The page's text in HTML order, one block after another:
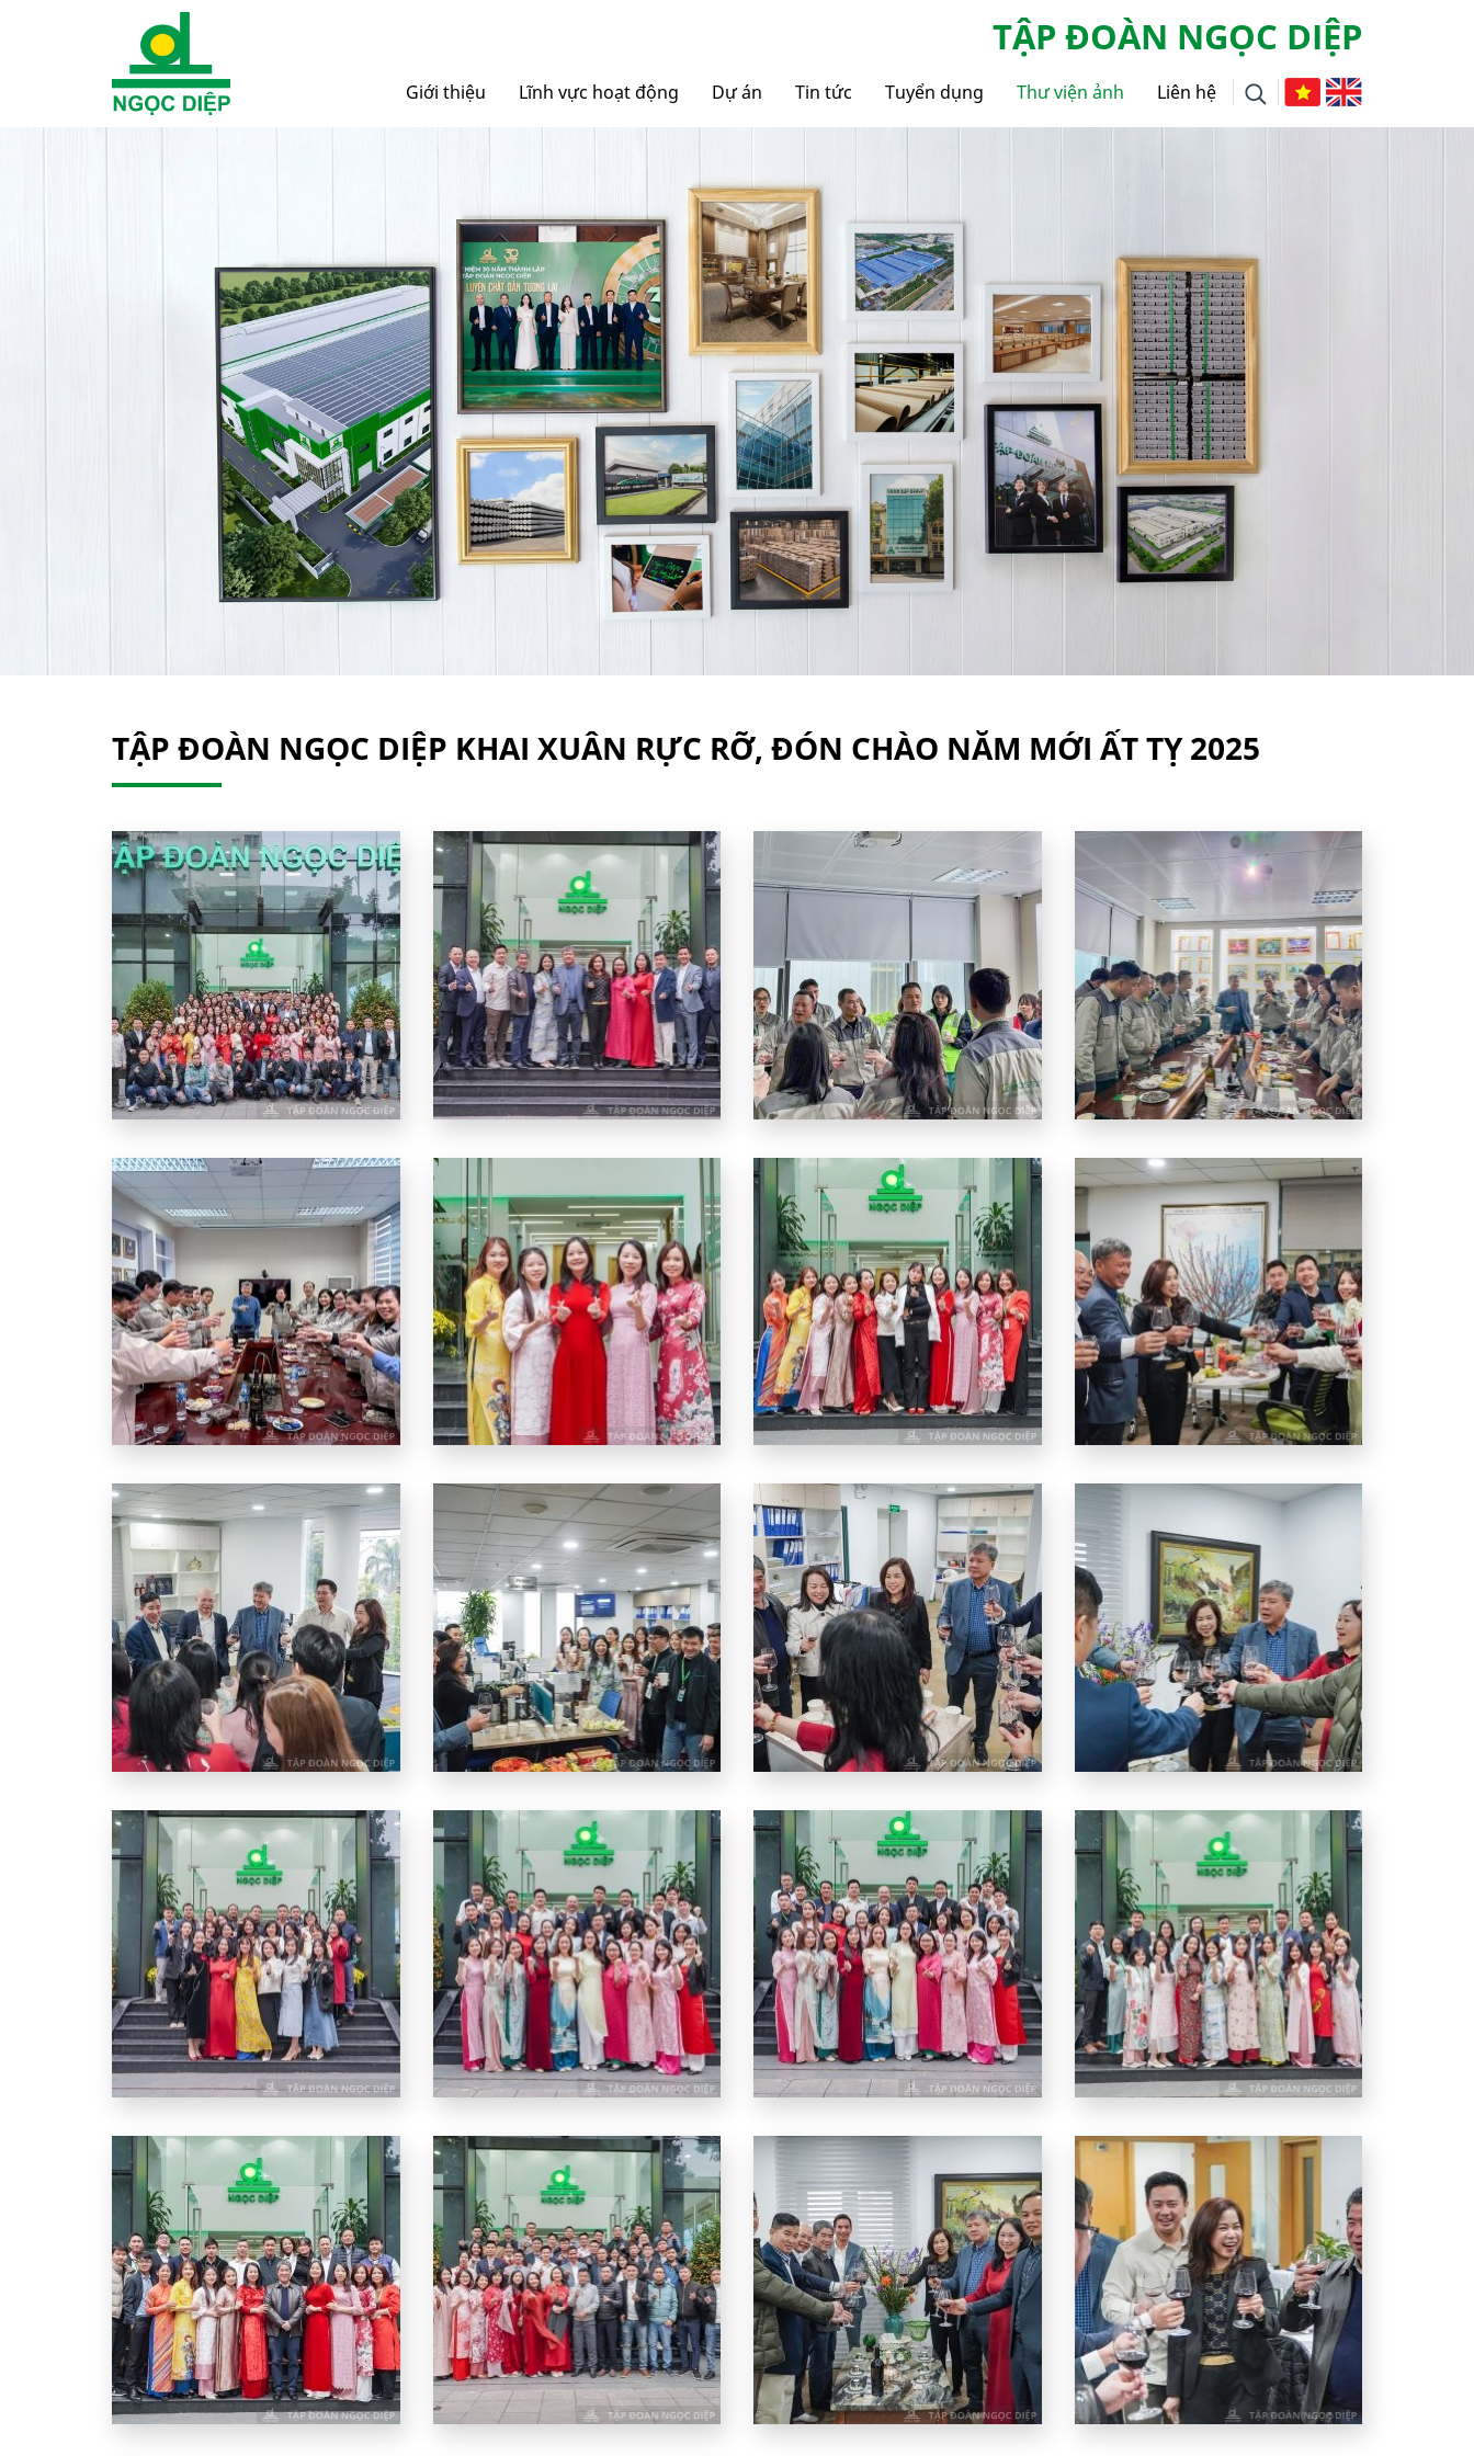
TẬP ĐOÀN NGỌC DIỆP
Giới thiệu Lĩnh vực hoạt động
NGOCDIEPWINDOW
Nhôm Dinostar
Dự án Tin tức
Báo chí nói về chúng tôi
Tuyển dụng Thư viện ảnh Liên hệ
TẬP ĐOÀN NGỌC DIỆP KHAI XUÂN RỰC RỠ, ĐÓN CHÀO NĂM MỚI ẤT TỴ 2025